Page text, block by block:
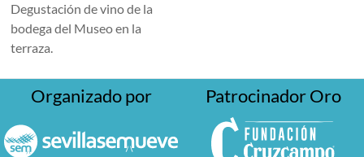
Degustación de vino de la
bodega del Museo en la
terraza.
Organizado por Patrocinador Oro